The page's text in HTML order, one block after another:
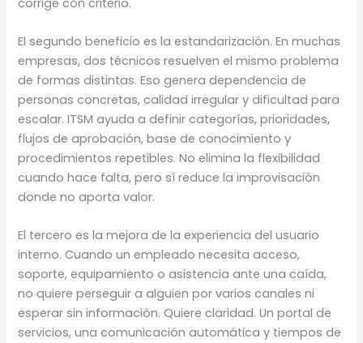
El segundo beneficio es la estandarización. En muchas
empresas, dos técnicos resuelven el mismo problema
de formas distintas. Eso genera dependencia de
personas concretas, calidad irregular y dificultad para
escalar. ITSM ayuda a definir categorías, prioridades,
flujos de aprobación, base de conocimiento y
procedimientos repetibles. No elimina la flexibilidad
cuando hace falta, pero sí reduce la improvisación
donde no aporta valor.
El tercero es la mejora de la experiencia del usuario
interno. Cuando un empleado necesita acceso,
soporte, equipamiento o asistencia ante una caída,
no quiere perseguir a alguien por varios canales ni
esperar sin información. Quiere claridad. Un portal de
servicios, una comunicación automática y tiempos de